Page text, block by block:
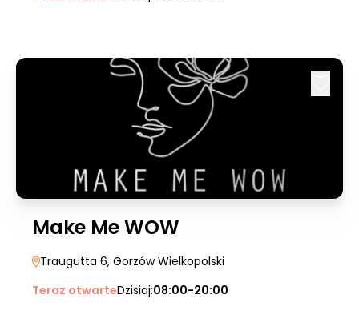
Make Me WOW
Traugutta 6, Gorzów Wielkopolski
Teraz otwarteDzisiaj:08:00-20:00